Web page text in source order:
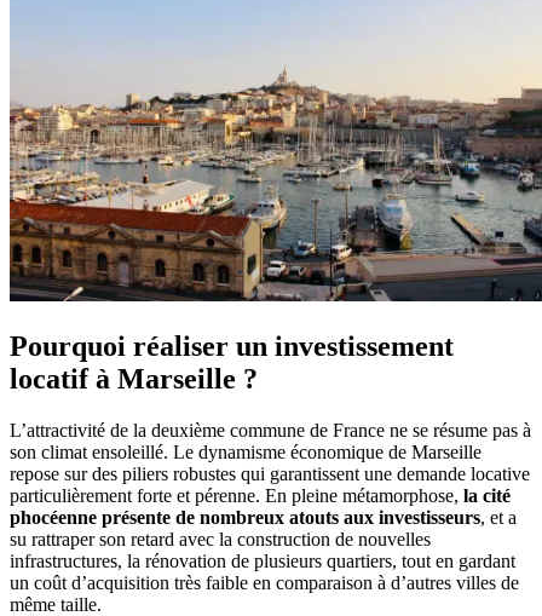
Pourquoi réaliser un investissement
locatif à Marseille ?
L’attractivité de la deuxième commune de France ne se résume pas à
son climat ensoleillé. Le dynamisme économique de Marseille
repose sur des piliers robustes qui garantissent une demande locative
particulièrement forte et pérenne. En pleine métamorphose, la cité
phocéenne présente de nombreux atouts aux investisseurs, et a
su rattraper son retard avec la construction de nouvelles
infrastructures, la rénovation de plusieurs quartiers, tout en gardant
un coût d’acquisition très faible en comparaison à d’autres villes de
même taille.